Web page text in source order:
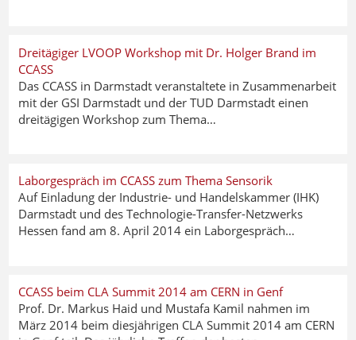
Dreitägiger LVOOP Workshop mit Dr. Holger Brand im
CCASS
Das CCASS in Darmstadt veranstaltete in Zusammenarbeit
mit der GSI Darmstadt und der TUD Darmstadt einen
dreitägigen Workshop zum Thema…
Laborgespräch im CCASS zum Thema Sensorik
Auf Einladung der Industrie- und Handelskammer (IHK)
Darmstadt und des Technologie-Transfer-Netzwerks
Hessen fand am 8. April 2014 ein Laborgespräch…
CCASS beim CLA Summit 2014 am CERN in Genf
Prof. Dr. Markus Haid und Mustafa Kamil nahmen im
März 2014 beim diesjährigen CLA Summit 2014 am CERN